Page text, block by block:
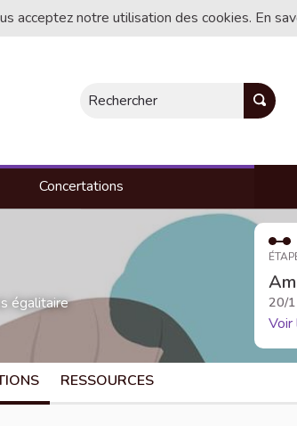
acceptez notre utilisation des cookies. En
Rechercher
Concertations
égalitaire 20/
RESSOURCES